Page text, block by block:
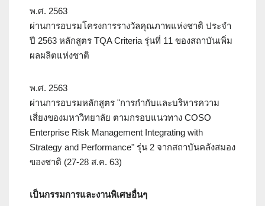
พ.ศ. 2563
ผ่านการอบรมโครงการรางวัลคุณภาพแห่งชาติ ประจำ
ปี 2563 หลักสูตร TQA Criteria รุ่นที่ 11 ของสถาบันเพิ่ม
ผลผลิตแห่งชาติ
พ.ศ. 2563
ผ่านการอบรมหลักสูตร "การกำกับและบริหารความ
เสี่ยงของมหาวิทยาลัย ตามกรอบแนวทาง COSO
Enterprise Risk Management Integrating with
Strategy and Performance" รุ่น 2 จากสถาบันคลังสมอง
ของชาติ (27-28 ส.ค. 63)
เป็นกรรมการและงานพิเศษอื่นๆ